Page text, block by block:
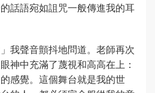
話語宛如詛咒一般傳進我的耳
我聲音顫抖地問道。老師再次
神中充滿了蔑視和高高在上：
感覺。這個舞台就是我的世